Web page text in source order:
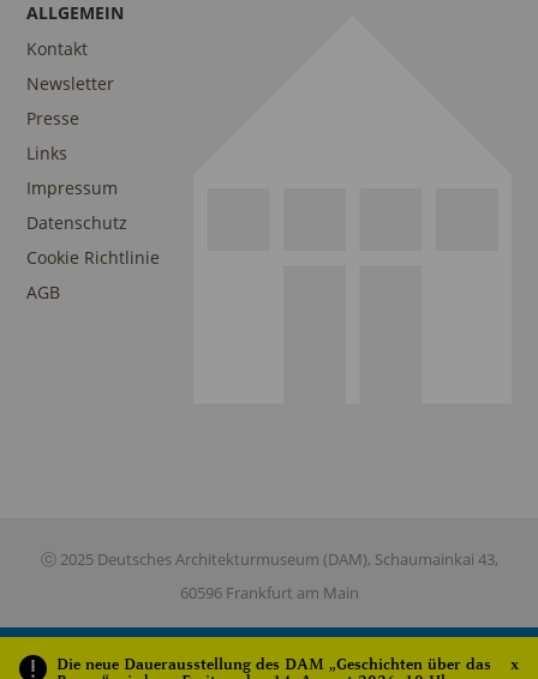
ALLGEMEIN
Kontakt
Newsletter
Presse
Links
Impressum
Datenschutz
Cookie Richtlinie
AGB
ⓒ 2025 Deutsches Architekturmuseum (DAM), Schaumainkai 43,
60596 Frankfurt am Main
Die neue Dauerausstellung des DAM „Geschichten über das x
This site is registered onwpml.orgas a development site. Switch to a